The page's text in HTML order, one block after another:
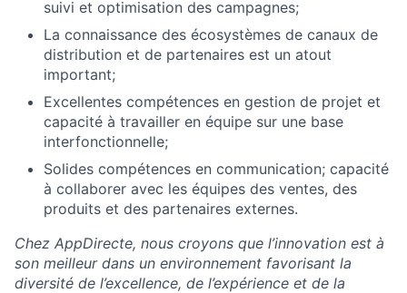
suivi et optimisation des campagnes;
La connaissance des écosystèmes de canaux de
distribution et de partenaires est un atout
important;
Excellentes compétences en gestion de projet et
capacité à travailler en équipe sur une base
interfonctionnelle;
Solides compétences en communication; capacité
à collaborer avec les équipes des ventes, des
produits et des partenaires externes.
Chez AppDirecte, nous croyons que l’innovation est à
son meilleur dans un environnement favorisant la
diversité de l’excellence, de l’expérience et de la